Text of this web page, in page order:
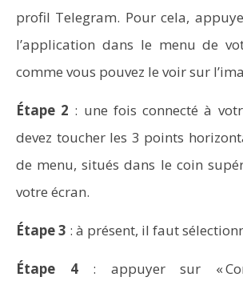
Aspirateurs ECOVACS : Top 9 des
la marque
profil Telegram. Pour cela,
l’application dans le menu de
comme vous pouvez le voir sur
Étape 2 : une fois connecté à
devez toucher les 3 points
de menu, situés dans le coin
votre écran.
Étape 3 : à présent, il faut
Étape 4: appuyer sur «